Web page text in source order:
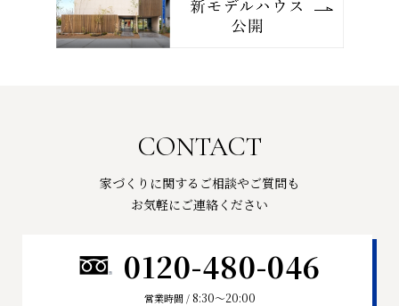
CONTACT
家づくりに関するご相談やご質問も
お気軽にご連絡ください
0120-480-046
営業時間 / 8:30〜20:00